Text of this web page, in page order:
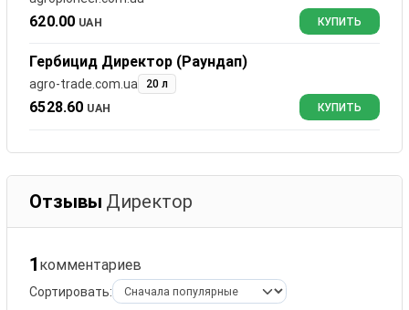
620.00 UAH КУПИТЬ
Гербицид Директор (Раундап)
agro-trade.com.ua 20 л
6528.60 UAH КУПИТЬ
Отзывы Директор
1 комментариев
Сортировать: